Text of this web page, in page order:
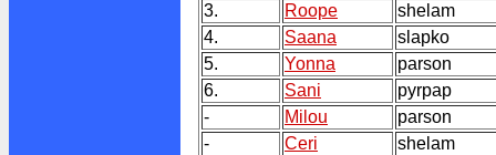
3.
Roope
shelam
4.
Saana
slapko
5.
Yonna
parson
6.
Sani
pyrpap
-
Milou
parson
-
Ceri shelam